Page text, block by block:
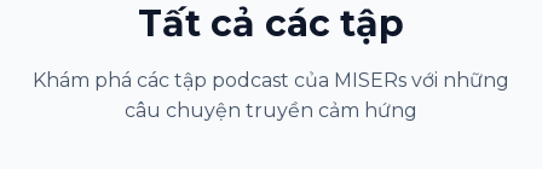
Tất cả các tập
Khám phá các tập podcast của MISERs với những
câu chuyện truyền cảm hứng